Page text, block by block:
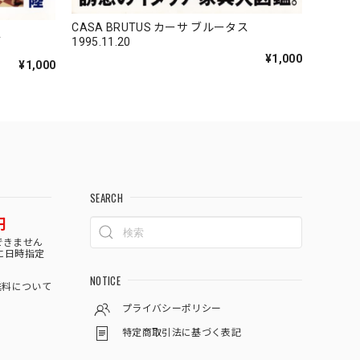
¥1,000
CASA BRUTUS カーサ ブルータス
1995.11.20
¥1,000
きません
日時指定
について
SEARCH
NOTICE
プライバシーポリシー
特定商取引法に基づく表記